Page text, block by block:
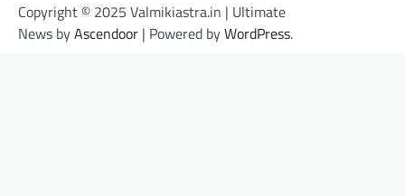
Copyright © 2025 Valmikiastra.in | Ultimate
News byAscendoor | Powered byWordPress.